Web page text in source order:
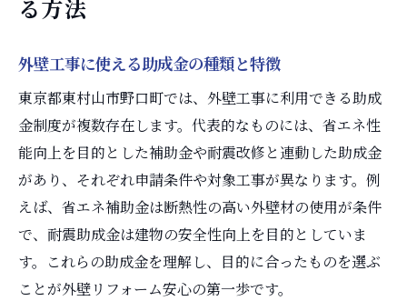
る方法
外壁工事に使える助成金の種類と特徴
東京都東村山市野口町では、外壁工事に利用できる助成
金制度が複数存在します。代表的なものには、省エネ性
能向上を目的とした補助金や耐震改修と連動した助成金
があり、それぞれ申請条件や対象工事が異なります。例
えば、省エネ補助金は断熱性の高い外壁材の使用が条件
で、耐震助成金は建物の安全性向上を目的としていま
す。これらの助成金を理解し、目的に合ったものを選ぶ
ことが外壁リフォーム安心の第一歩です。